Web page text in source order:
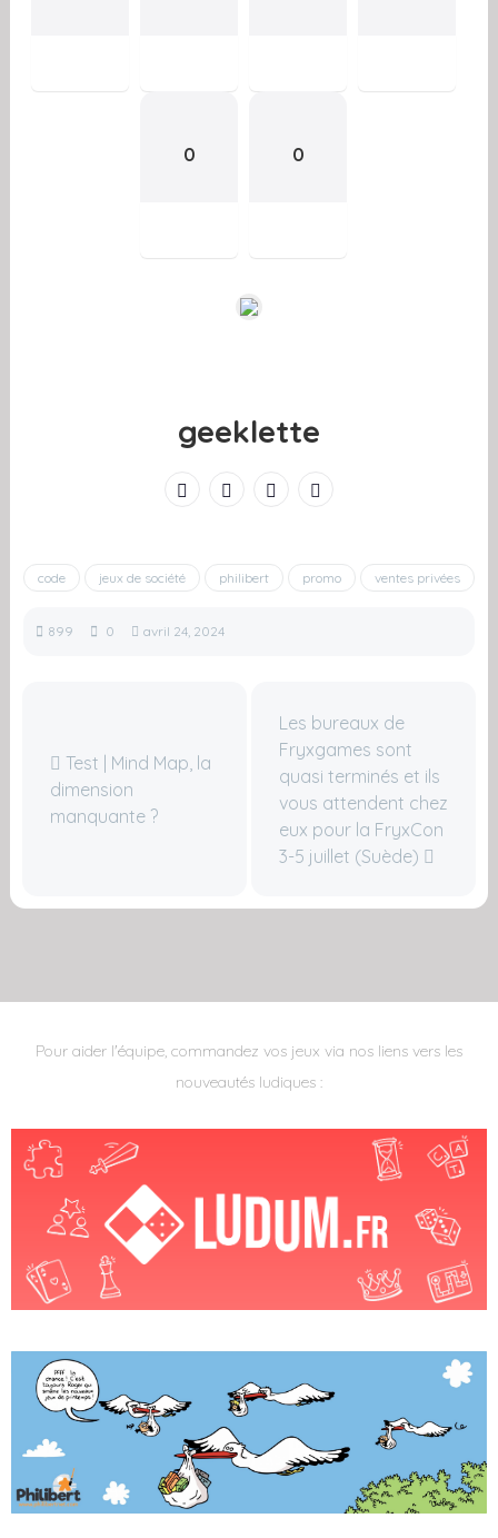
0 0
geeklette
code jeux de société philibert promo ventes privées
899 0 avril 24, 2024
Test | Mind Map, la
dimension
manquante ?
Les bureaux de
Fryxgames sont
quasi terminés et ils
vous attendent chez
eux pour la FryxCon
3-5 juillet (Suède)
Pour aider l'équipe, commandez vos jeux via nos liens vers les
nouveautés ludiques :